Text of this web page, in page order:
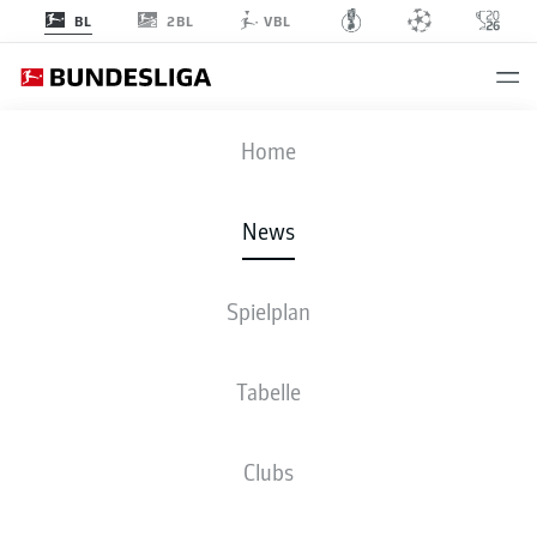
BL 2BL VBL
Home
News
Spielplan
Tabelle
Clubs
- © IMAGO/Laci Perenyi